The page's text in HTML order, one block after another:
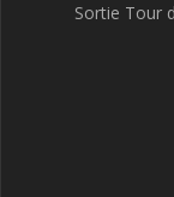
Sortie Tour